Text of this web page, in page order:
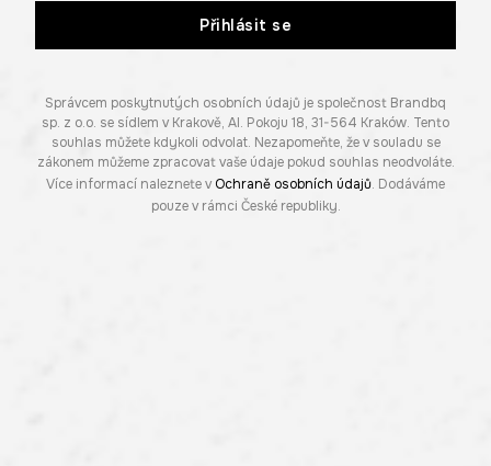
Přihlásit se
Správcem poskytnutých osobních údajů je společnost Brandbq
sp. z o.o. se sídlem v Krakově, Al. Pokoju 18, 31-564 Kraków. Tento
souhlas můžete kdykoli odvolat. Nezapomeňte, že v souladu se
zákonem můžeme zpracovat vaše údaje pokud souhlas neodvoláte.
Více informací naleznete v Ochraně osobních údajů. Dodáváme
pouze v rámci České republiky.